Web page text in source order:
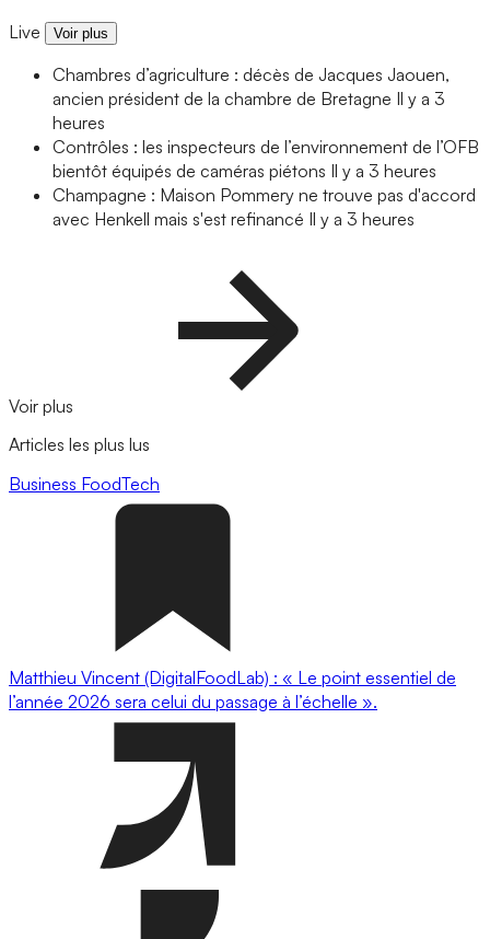
Live Voir plus
Chambres d’agriculture : décès de Jacques Jaouen,
ancien président de la chambre de Bretagne Il y a 3
heures
Contrôles : les inspecteurs de l’environnement de l’OFB
bientôt équipés de caméras piétons Il y a 3 heures
Champagne : Maison Pommery ne trouve pas d'accord
avec Henkell mais s'est refinancé Il y a 3 heures
Voir plus
Articles les plus lus
Business FoodTech
Matthieu Vincent (DigitalFoodLab) : « Le point essentiel de
l’année 2026 sera celui du passage à l’échelle ».